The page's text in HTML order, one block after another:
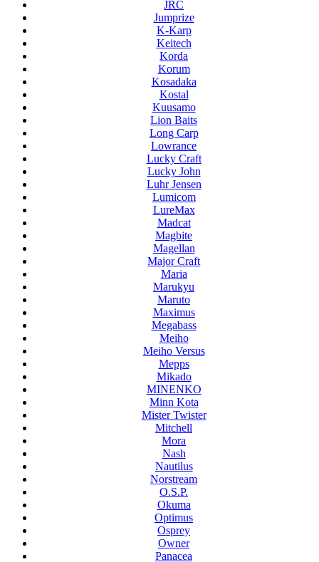
JRC
Jumprize
K-Karp
Keitech
Korda
Korum
Kosadaka
Kostal
Kuusamo
Lion Baits
Long Carp
Lowrance
Lucky Craft
Lucky John
Luhr Jensen
Lumicom
LureMax
Madcat
Magbite
Magellan
Major Craft
Maria
Marukyu
Maruto
Maximus
Megabass
Meiho
Meiho Versus
Mepps
Mikado
MINENKO
Minn Kota
Mister Twister
Mitchell
Mora
Nash
Nautilus
Norstream
O.S.P.
Okuma
Optimus
Osprey
Owner
Panacea